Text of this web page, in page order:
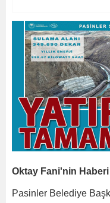
Oktay Fani'nin Haberi
Pasinler Belediye